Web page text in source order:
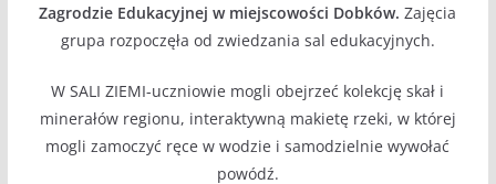
Zagrodzie Edukacyjnej w miejscowości Dobków. Zajęcia
grupa rozpoczęła od zwiedzania sal edukacyjnych.
W SALI ZIEMI-uczniowie mogli obejrzeć kolekcję skał i
minerałów regionu, interaktywną makietę rzeki, w której
mogli zamoczyć ręce w wodzie i samodzielnie wywołać
powódź.